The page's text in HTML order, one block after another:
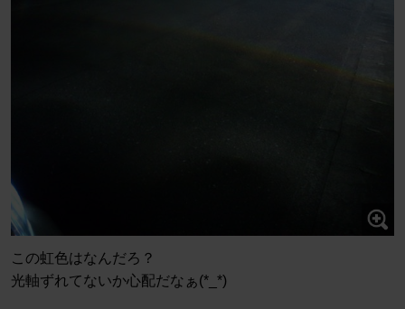
この虹色はなんだろ？
光軸ずれてないか心配だなぁ(*_*)